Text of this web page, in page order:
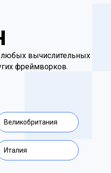
любых вычислительных
фреймворков.
Великобритания
Италия